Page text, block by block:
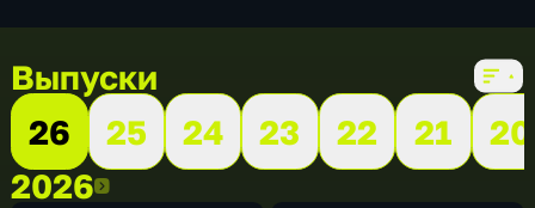
Выпуски
26
25 24 23 22 21
20
20262026